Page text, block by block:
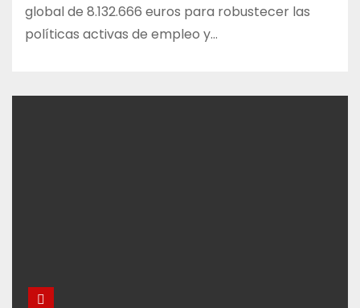
global de 8.132.666 euros para robustecer las
políticas activas de empleo y…